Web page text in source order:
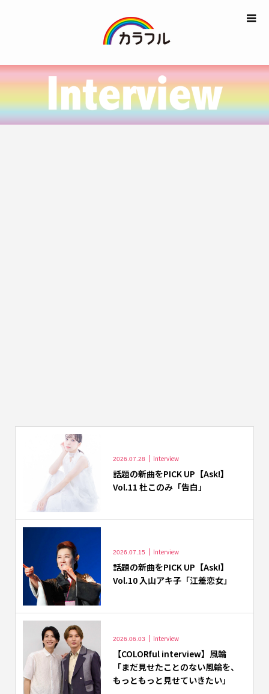
2026.07.28 Interview
話題の新曲をPICK UP【Ask!】
Vol.11 杜このみ「告白」
2026.07.15 Interview
話題の新曲をPICK UP【Ask!】
Vol.10 入山アキ子「江差恋女」
2026.06.03 Interview
【COLORful interview】風輪
「まだ見せたことのない風輪を、
もっともっと見せていきたい」